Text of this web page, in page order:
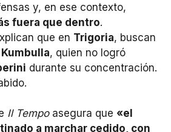
y, en ese contexto,
fuera que dentro.
que en Trigoria, buscan
Kumbulla, quien no logró
durante su concentración.
Il Tempoasegura que «el
a marchar cedido, con